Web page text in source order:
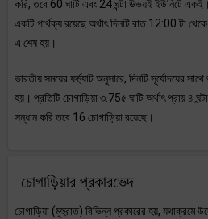
করি, তবে 60 ঘাটি এবং 24 ঘন্টা উভয়ই ইউনিটে
একটি পার্থক্য রয়েছে অর্থাৎ দিনটি রাত 12:00 টা
এ শেষ হয়।
ভারতীয় সময়ের ফর্ম্যাট অনুসারে, দিনটি সূর্যোদয়ের
হয়। প্রতিটি চোগাড়িয়া ৩.75৫ ঘাটি অর্থাৎ প্রায় ৪
সন্ধান করি তবে 16 চোগাড়িয়া রয়েছে।
চোগাড়িয়ার প্রকারভেদ
চোগাড়িয়া (মুহুরাত) বিভিন্ন প্রকারের হয়,